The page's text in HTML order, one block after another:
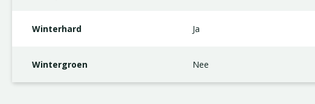
Winterhard Ja
Wintergroen Nee